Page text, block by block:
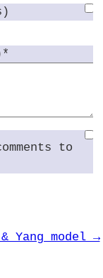
to
Yang model →